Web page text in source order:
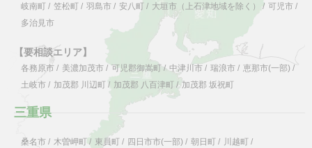
岐南町 / 笠松町 / 羽島市 / 安八町 / 大垣市（上石津地域を除く） / 可児市 /
多治見市
【要相談エリア】
各務原市 / 美濃加茂市 / 可児郡御嵩町/ 中津川市 / 瑞浪市 / 恵那市(一部) /
土岐市 / 加茂郡 川辺町 / 加茂郡 八百津町 / 加茂郡 坂祝町
三重県
桑名市 / 木曽岬町/ 東員町 / 四日市市(一部) / 朝日町 / 川越町 /